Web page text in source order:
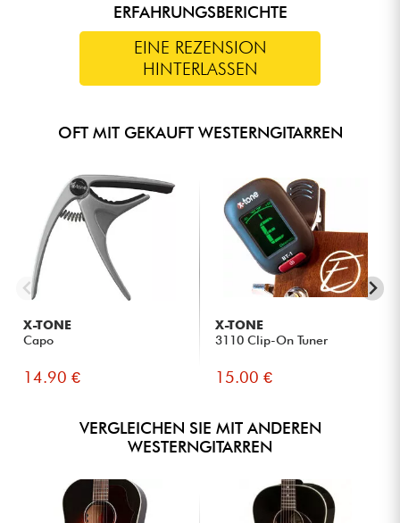
ERFAHRUNGSBERICHTE
EINE REZENSION
HINTERLASSEN
OFT MIT GEKAUFT WESTERNGITARREN
X-TONE
Capo
14.90 €
X-TONE
3110 Clip-On Tuner
15.00 €
VERGLEICHEN SIE MIT ANDEREN
WESTERNGITARREN